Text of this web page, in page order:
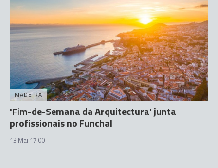
MADEIRA
'Fim-de-Semana da Arquitectura' junta
profissionais no Funchal
13 Mai 17:00